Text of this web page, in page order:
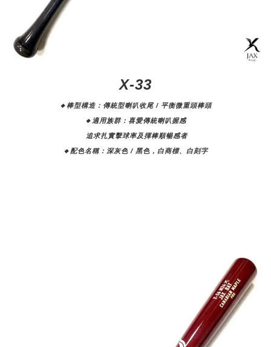
X-33
🔸棒型構造： 傳統型喇叭收尾 / 平衡微重頭棒頭
🔸適用族群： 喜愛傳統喇叭握感
追求扎實擊球率及揮棒順暢感者
🔸配色名稱： 深灰色 / 黑色，白商標、白刻字